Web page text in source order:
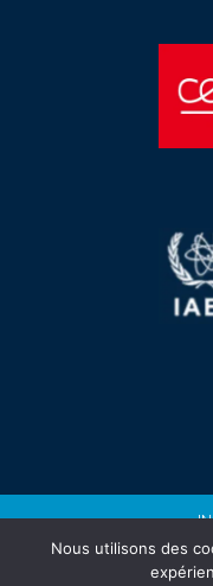
Politique de
Nous utilisons des